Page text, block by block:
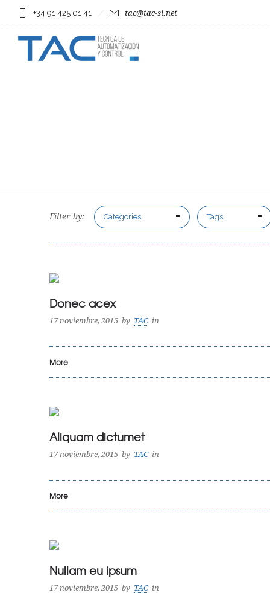
+34 91 425 01 41 tac@tac-sl.net
Filter by: Categories Tags
Donec acex
17 noviembre, 2015 by TAC in
More
Aliquam dictumet
17 noviembre, 2015 by TAC in
More
Nullam eu ipsum
17 noviembre, 2015 by TAC in